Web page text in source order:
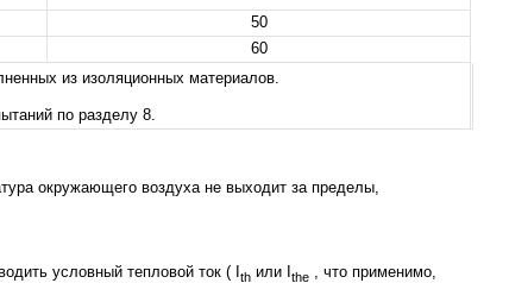
50
60
из изоляционных материалов.
по разделу 8.
окружающего воздуха не выходит за пределы,
условный тепловой ток ( Ith или Ithe
, что применимо,